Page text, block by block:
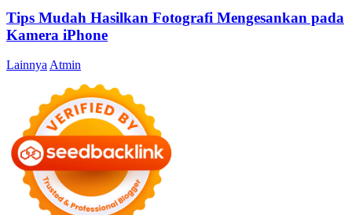
Tips Mudah Hasilkan Fotografi Mengesankan pada
Kamera iPhone
Lainnya Atmin